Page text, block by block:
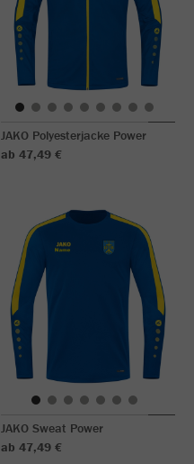
JAKO Polyesterjacke Power
ab 47,49 €
JAKO Sweat Power
ab 47,49 €